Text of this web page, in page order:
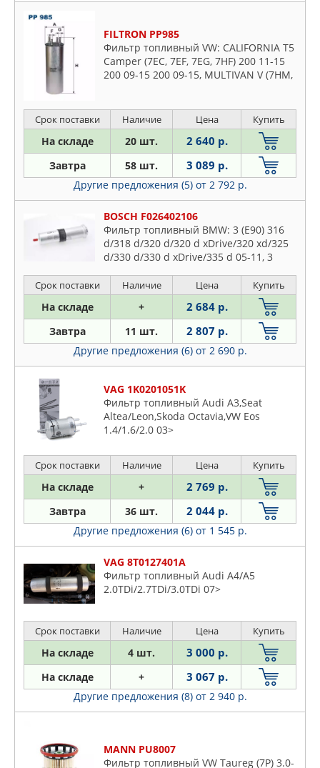
FILTRON PP985
Фильтр топливный VW: CALIFORNIA T5
Camper (7EC, 7EF, 7EG, 7HF) 200 11-15
200 09-15 200 09-15, MULTIVAN V (7HM,
Срок поставки Наличие Цена Купить
На складе 20 шт. 2 640 р.
Завтра 58 шт. 3 089 р.
Другие предложения (5) от 2 792 р.
BOSCH F026402106
Фильтр топливный BMW: 3 (E90) 316
d/318 d/320 d/320 d xDrive/320 xd/325
d/330 d/330 d xDrive/335 d 05-11, 3
xDrive/320 xd/325
Срок поставки Наличие Цена Купить
На складе + 2 684 р.
Завтра 11 шт. 2 807 р.
Другие предложения (6) от 2 690 р.
VAG 1K0201051K
Фильтр топливный Audi A3,Seat
Altea/Leon,Skoda Octavia,VW Eos
1.4/1.6/2.0 03>
Срок поставки Наличие Цена Купить
На складе + 2 769 р.
Завтра 36 шт. 2 044 р.
Другие предложения (6) от 1 545 р.
VAG 8T0127401A
Фильтр топливный Audi A4/A5
2.0TDi/2.7TDi/3.0TDi 07>
Срок поставки Наличие Цена Купить
На складе 4 шт. 3 000 р.
На складе + 3 067 р.
Другие предложения (8) от 2 940 р.
MANN PU8007
Фильтр топливный VW Taureg (7P) 3.0-